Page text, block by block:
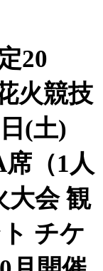
20
火競技
日(土)
（1人
大会 観
チケ